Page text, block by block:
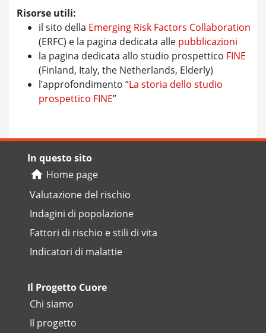
Risorse utili:
il sito della Emerging Risk Factors Collaboration
(ERFC) e la pagina dedicata alle pubblicazioni
la pagina dedicata allo studio prospettico FINE
(Finland, Italy, the Netherlands, Elderly)
l’approfondimento “La storia dello studio
prospettico FINE”
In questo sito
Home page
Valutazione del rischio
Indagini di popolazione
Fattori di rischio e stili di vita
Indicatori di malattie
Il Progetto Cuore
Chi siamo
Il progetto